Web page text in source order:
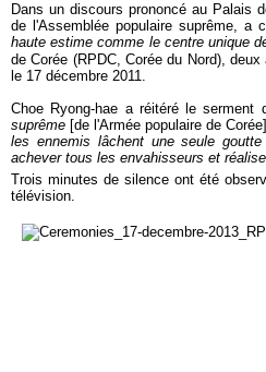
Dans un discours prononcé au Palais
de l'Assemblée populaire suprême,
haute estime comme le centre unique
de Corée (RPDC, Corée du Nord),
le 17 décembre 2011.
Choe Ryong-hae a réitéré le
suprême [de l'Armée populaire de
les ennemis lâchent une seule
achever tous les envahisseurs et
Trois minutes de silence ont été
télévision.